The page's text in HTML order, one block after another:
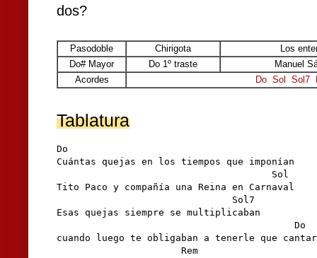
dos?
Pasodoble Chirigota
Los
Do# Mayor
Do 1º traste
Manuel
Acordes
Do Sol Sol7
Tablatura
Do
Cuántas quejas en los tiempos que imponían
                                      Sol
Tito Paco y compañía una Reina en Carnaval
                               Sol7
Esas quejas siempre se multiplicaban
                                          Do
cuando luego te obligaban a tenerle que
                      Rem